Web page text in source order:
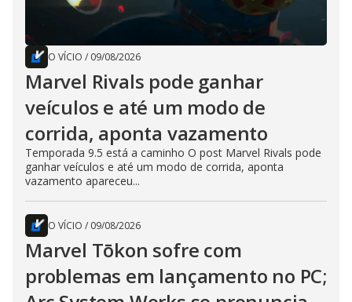
O VÍCIO / 09/08/2026
Marvel Rivals pode ganhar
veículos e até um modo de
corrida, aponta vazamento
Temporada 9.5 está a caminho O post Marvel Rivals pode
ganhar veículos e até um modo de corrida, aponta
vazamento apareceu...
O VÍCIO / 09/08/2026
Marvel Tōkon sofre com
problemas em lançamento no PC;